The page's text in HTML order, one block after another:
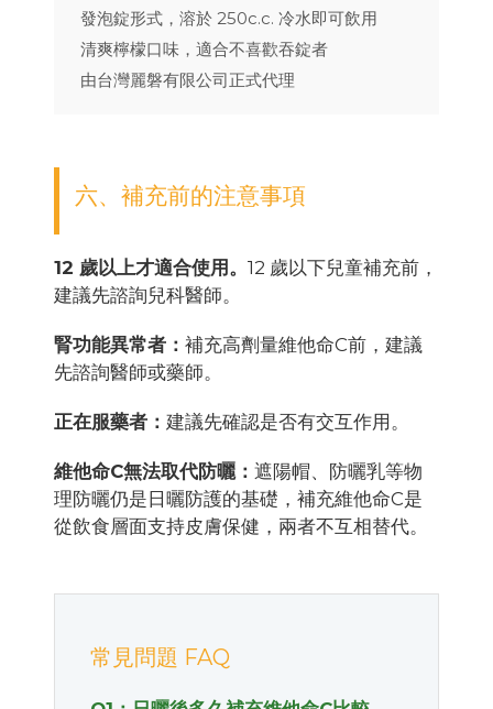
發泡錠形式，溶於 250c.c. 冷水即可飲用
清爽檸檬口味，適合不喜歡吞錠者
由台灣麗磐有限公司正式代理
六、補充前的注意事項
12 歲以上才適合使用。 12 歲以下兒童補充前，
建議先諮詢兒科醫師。
腎功能異常者： 補充高劑量維他命C前，建議
先諮詢醫師或藥師。
正在服藥者： 建議先確認是否有交互作用。
維他命C無法取代防曬： 遮陽帽、防曬乳等物
理防曬仍是日曬防護的基礎，補充維他命C是
從飲食層面支持皮膚保健，兩者不互相替代。
常見問題 FAQ